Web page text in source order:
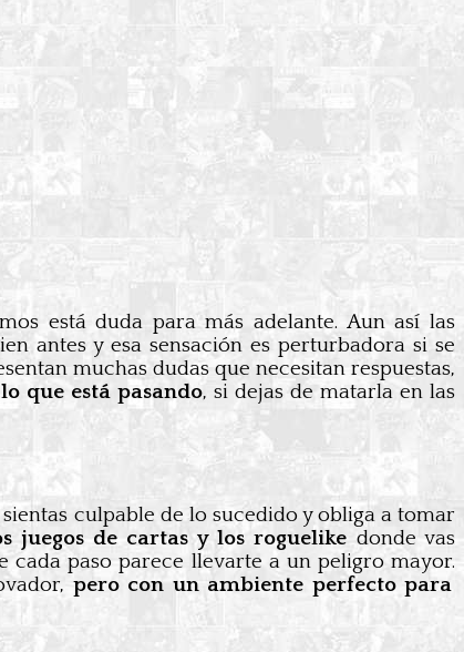
está duda para más adelante. Aun así las
antes y esa sensación es perturbadora si se
muchas dudas que necesitan respuestas,
que está pasando, si dejas de matarla en las
culpable de lo sucedido y obliga a tomar
juegos de cartas y los roguelike donde vas
paso parece llevarte a un peligro mayor.
pero con un ambiente perfecto para